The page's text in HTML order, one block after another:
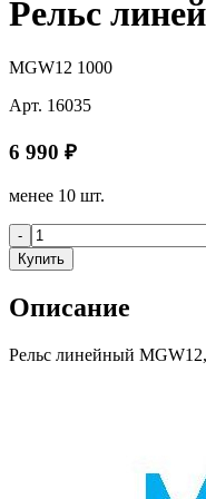
Рельс
MGW12 1000
Арт. 16035
6 990 ₽
менее 10 шт.
-
Купить
Описание
Рельс линейный